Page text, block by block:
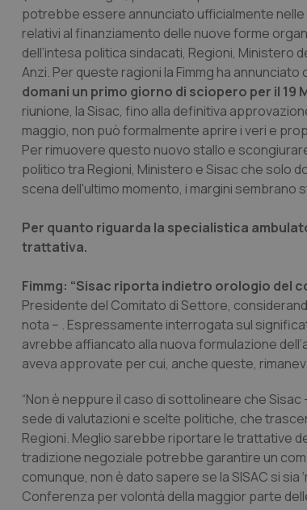
potrebbe essere annunciato ufficialmente nelle
relativi al finanziamento delle nuove forme
dell’intesa politica sindacati, Regioni, Ministero
Anzi. Per queste ragioni la Fimmg ha annunciato
domani un primo giorno di sciopero per il 19
riunione, la Sisac, fino alla definitiva
maggio, non può formalmente aprire i veri e
Per rimuovere questo nuovo stallo e
politico tra Regioni, Ministero e Sisac che solo
scena dell'ultimo momento, i margini sembrano
Per quanto riguarda la specialistica
trattativa.
Fimmg: “Sisac riporta indietro orologio del
Presidente del Comitato di Settore,
nota – . Espressamente interrogata sul
avrebbe affiancato alla nuova formulazione
aveva approvate per cui, anche queste,
“Non è neppure il caso di sottolineare che
sede di valutazioni e scelte politiche, che
Regioni. Meglio sarebbe riportare le trattative
tradizione negoziale potrebbe garantire un
comunque, non è dato sapere se la SISAC si
Conferenza per volontà della maggior parte